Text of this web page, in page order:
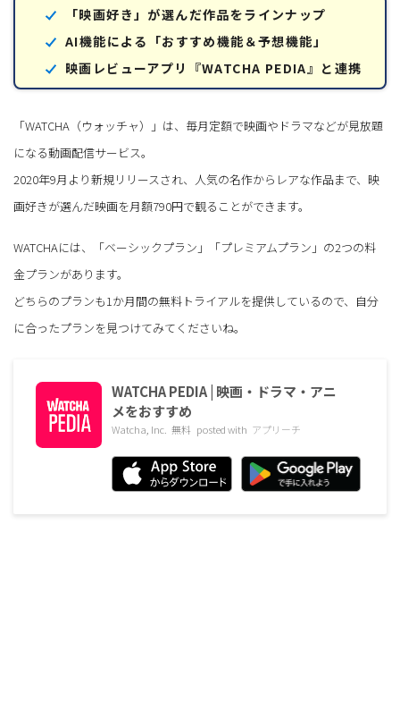
「映画好き」が選んだ作品をラインナップ
AI機能による「おすすめ機能＆予想機能」
映画レビューアプリ『WATCHA PEDIA』と連携
「WATCHA（ウォッチャ）」は、毎月定額で映画やドラマなどが見放題
になる動画配信サービス。
2020年9月より新規リリースされ、人気の名作からレアな作品まで、映
画好きが選んだ映画を月額790円で観ることができます。
WATCHAには、「ベーシックプラン」「プレミアムプラン」の2つの料
金プランがあります。
どちらのプランも1か月間の無料トライアルを提供しているので、自分
に合ったプランを見つけてみてくださいね。
WATCHA PEDIA | 映画・ドラマ・アニ
メをおすすめ
Watcha, Inc. 無料 posted with アプリーチ